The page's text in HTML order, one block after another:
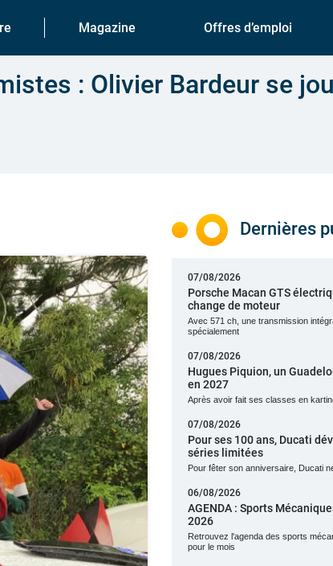
Magazine Offres d’emploi
: Olivier Bardeur se
Dernières
07/08/2026
Porsche Macan GTS
change de moteur
Avec 571 ch, une transmission
spécialement
07/08/2026
Hugues Piquion, un
en 2027
Après avoir fait ses classes en
07/08/2026
Pour ses 100 ans, Ducati
séries limitées
Pour fêter son anniversaire, Ducati
06/08/2026
AGENDA : Sports
2026
Retrouvez l'agenda des sports
pour le mois